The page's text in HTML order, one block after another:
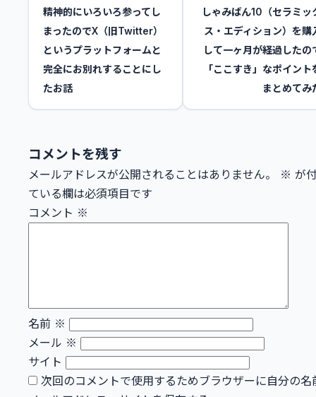
精神的にいろいろ参ってし
まったのでX（旧Twitter）
というプラットフォームと
完全にお別れすることにし
たお話
しゃみばん10（セラミッ
ス・エディション）を購
して一ヶ月が経過したの
「ここすき」なポイント
まとめてみ
コメントを残す
メールアドレスが公開されることはありません。 ※ が
ている欄は必須項目です
コメント ※
名前 ※
メール ※
サイト
次回のコメントで使用するためブラウザーに自分の名